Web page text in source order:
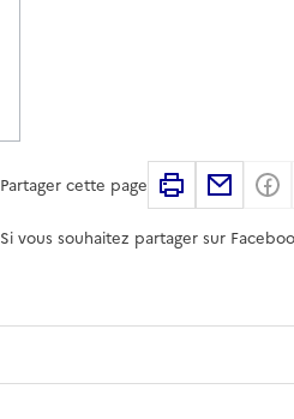
Partager cette page Imprimer
Si vous souhaitez partager sur